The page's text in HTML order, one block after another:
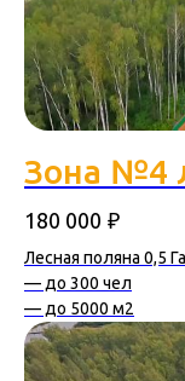
Зона №4
180 000 ₽
Лесная поляна 0,5
— до 300 чел
— до 5000 м2